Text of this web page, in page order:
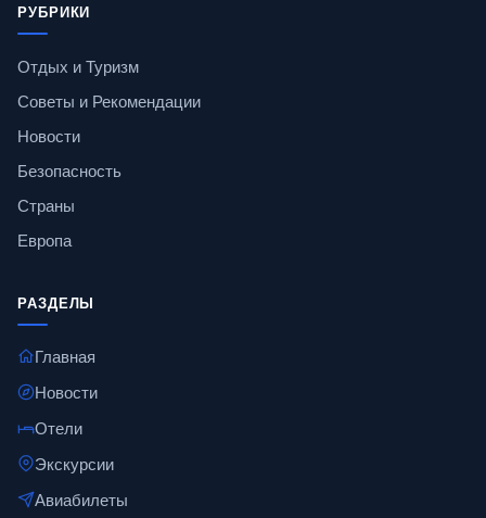
РУБРИКИ
Отдых и Туризм
Советы и Рекомендации
Новости
Безопасность
Страны
Европа
РАЗДЕЛЫ
Главная
Новости
Отели
Экскурсии
Авиабилеты